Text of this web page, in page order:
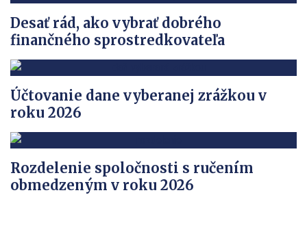
Desať rád, ako vybrať dobrého
finančného sprostredkovateľa
Účtovanie dane vyberanej zrážkou v
roku 2026
Rozdelenie spoločnosti s ručením
obmedzeným v roku 2026